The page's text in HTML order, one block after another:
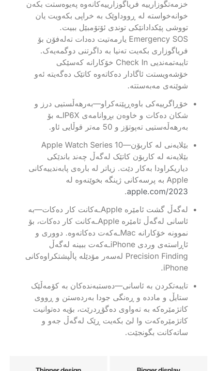
خزمەتگوزارییە فریاگوزارییەکانەوە پەیوەستت بکەن
خوانەخواستە لە ڕووداوێک بە خراپی بکەویت یان
تووشی پێکدادانێکی توندی ئۆتۆمبێل ببیت.
Emergency SOS یارمەتیت دەدات تەلەفۆن بۆ
فریاگوزاری بکەیت تەنیا بە داگرتنی دوگمەیەک.
تایبەتمەندیی Check In خۆکارانە کەسێکی
خۆشەویستت ئاگادار دەکاتەوە کاتێک دەگەیتە ئەو
شوێنەی مەبەستتە.
خۆڕاگرییەکی باوەڕپێنەکراو—بەرهەڵستیی درز و
شکان دەکات و خاوەن بڕوانامەی IP6Xـە بۆ
بەرهەڵەستیی تەپوتۆز و 50 مەتر قوڵایی ئاو.
بێلایەنی لە کاربۆن—Apple Watch Series 10
بێلایەنە لە کاربۆن کاتێک لەگەڵ چەند باندێکی
دیاریکراودا بەکار دێت. زیاتر لە بارەی پابەندییەکانی
Apple بە پرسەکانی ژینگە بخوێنەوە لە
apple.com/2023
.
لەگەڵ گشت ئامێرە Appleـەکانت کار دەکات—بە
ئاسانی لەگەڵ ئامێرە Appleـەکانت کار دەکات، بۆ
نموونە خۆکارانە Macـەکەت دەکاتەوە. دووری و
ئاڕاستەی وردی iPhoneـەکەت ببینە لەگەڵ
Precision Finding لەسەر مۆدێلە پاڵپشتکراوەکانی
iPhone.
تایبەتکردن بە ئاسانی—دەستبەندەکان بە کۆمەڵێک
ستایڵ و ماددە و ڕەنگی جودا بەردەستن و ڕووی
کاتژمێرەکە بە تەواوی دەگۆڕدرێت، بۆیە دەتوانیت
کاتژمێرەکەت وا لێ بکەیت ڕێک لەگەڵ جەو و
ساتەکانت بگونجێت.